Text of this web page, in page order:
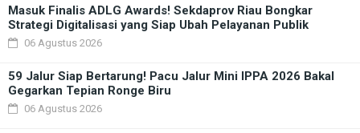
Masuk Finalis ADLG Awards! Sekdaprov Riau Bongkar
Strategi Digitalisasi yang Siap Ubah Pelayanan Publik
06 Agustus 2026
59 Jalur Siap Bertarung! Pacu Jalur Mini IPPA 2026 Bakal
Gegarkan Tepian Ronge Biru
06 Agustus 2026